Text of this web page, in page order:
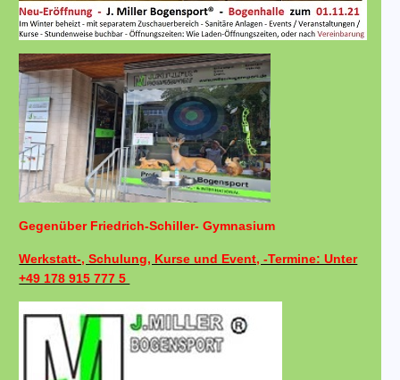
Gegenüber Friedrich-Schiller- Gymnasium
Werkstatt-, Schulung, Kurse und Event, -Termine: Unter
+49 178 915 777 5